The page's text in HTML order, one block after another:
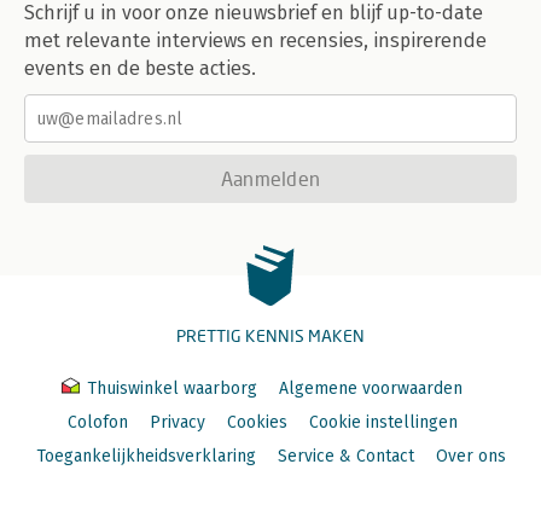
Schrijf u in voor onze nieuwsbrief en blijf up-to-date
met relevante interviews en recensies, inspirerende
events en de beste acties.
Aanmelden
PRETTIG KENNIS MAKEN
Thuiswinkel waarborg
Algemene voorwaarden
Colofon
Privacy Cookies
Cookie instellingen
Toegankelijkheidsverklaring
Service & Contact Over ons